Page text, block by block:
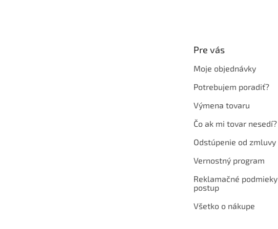
Pre vás
Moje objednávky
Potrebujem poradiť?
Výmena tovaru
Čo ak mi tovar nesedí?
Odstúpenie od zmluvy
Vernostný program
Reklamačné podmieky
postup
Všetko o nákupe